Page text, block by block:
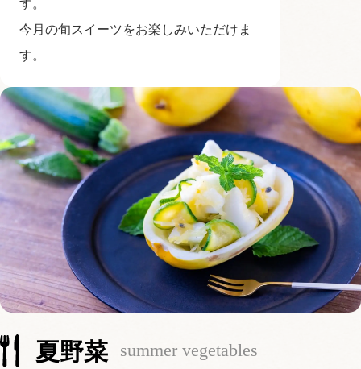
今月の旬スイーツをお楽しみいただけま
す。
夏野菜 summer vegetables